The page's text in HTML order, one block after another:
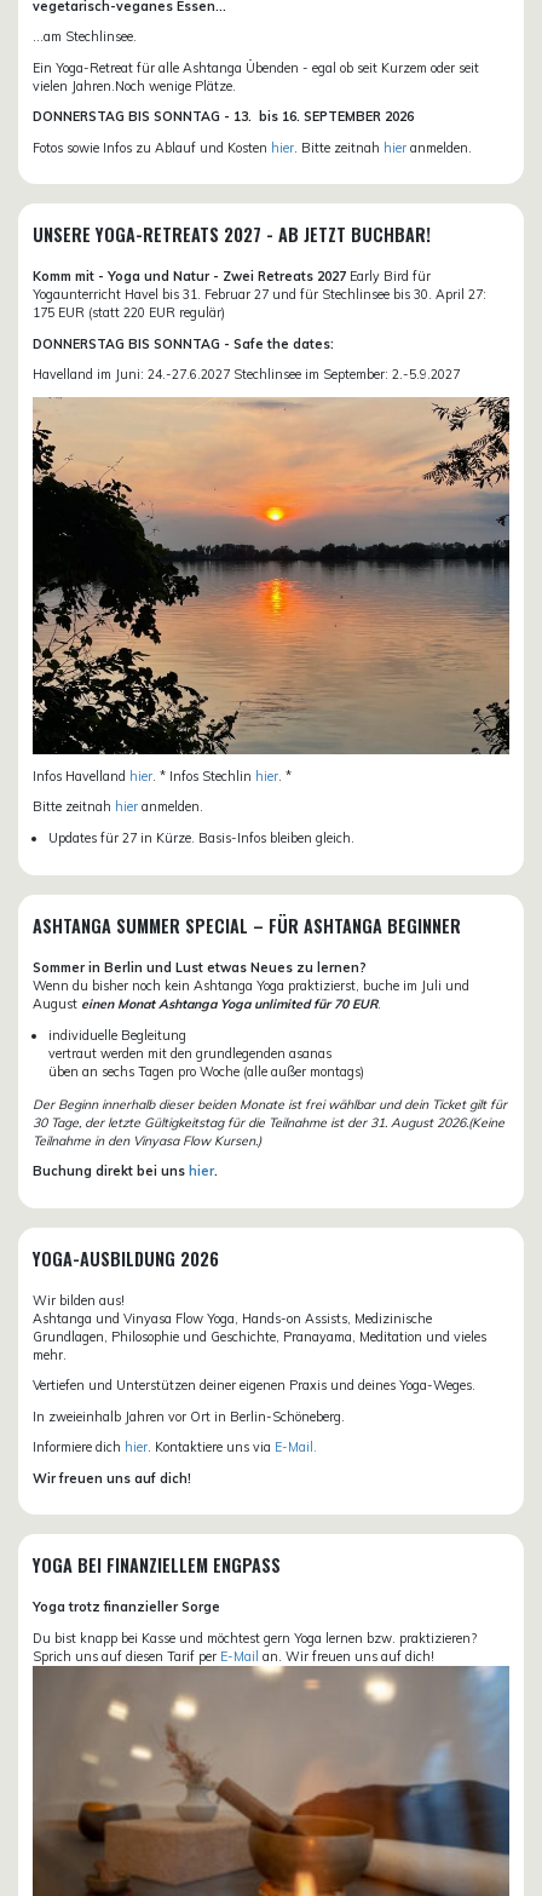
vegetarisch-veganes Essen...
...am Stechlinsee.
Ein Yoga-Retreat für alle Ashtanga Übenden - egal ob seit Kurzem oder seit
vielen Jahren.Noch wenige Plätze.
DONNERSTAG BIS SONNTAG - 13. bis 16. SEPTEMBER 2026
Fotos sowie Infos zu Ablauf und Kosten hier . Bitte zeitnah hier anmelden.
UNSERE YOGA-RETREATS 2027 - AB JETZT BUCHBAR!
Komm mit - Yoga und Natur - Zwei Retreats 2027 Early Bird für
Yogaunterricht Havel bis 31. Februar 27 und für Stechlinsee bis 30. April 27:
175 EUR (statt 220 EUR regulär)
DONNERSTAG BIS SONNTAG - Safe the dates:
Havelland im Juni: 24.-27.6.2027 Stechlinsee im September: 2.-5.9.2027
Infos Havelland hier . * Infos Stechlin hier . *
Bitte zeitnah hier anmelden.
Updates für 27 in Kürze. Basis-Infos bleiben gleich.
ASHTANGA SUMMER SPECIAL – FÜR ASHTANGA BEGINNER
Sommer in Berlin und Lust etwas Neues zu lernen?
Wenn du bisher noch kein Ashtanga Yoga praktizierst, buche im Juli und
August einen Monat Ashtanga Yoga unlimited für 70 EUR.
individuelle Begleitung
vertraut werden mit den grundlegenden asanas
üben an sechs Tagen pro Woche (alle außer montags)
Der Beginn innerhalb dieser beiden Monate ist frei wählbar und dein Ticket gilt für
30 Tage, der letzte Gültigkeitstag für die Teilnahme ist der 31. August 2026.(Keine
Teilnahme in den Vinyasa Flow Kursen.)
Buchung direkt bei uns hier.
YOGA-AUSBILDUNG 2026
Wir bilden aus!
Ashtanga und Vinyasa Flow Yoga, Hands-on Assists, Medizinische
Grundlagen, Philosophie und Geschichte, Pranayama, Meditation und vieles
mehr.
Vertiefen und Unterstützen deiner eigenen Praxis und deines Yoga-Weges.
In zweieinhalb Jahren vor Ort in Berlin-Schöneberg.
Informiere dich hier. Kontaktiere uns via E-Mail.
Wir freuen uns auf dich!
YOGA BEI FINANZIELLEM ENGPASS
Yoga trotz finanzieller Sorge
Du bist knapp bei Kasse und möchtest gern Yoga lernen bzw. praktizieren?
Sprich uns auf diesen Tarif per E-Mail an. Wir freuen uns auf dich!